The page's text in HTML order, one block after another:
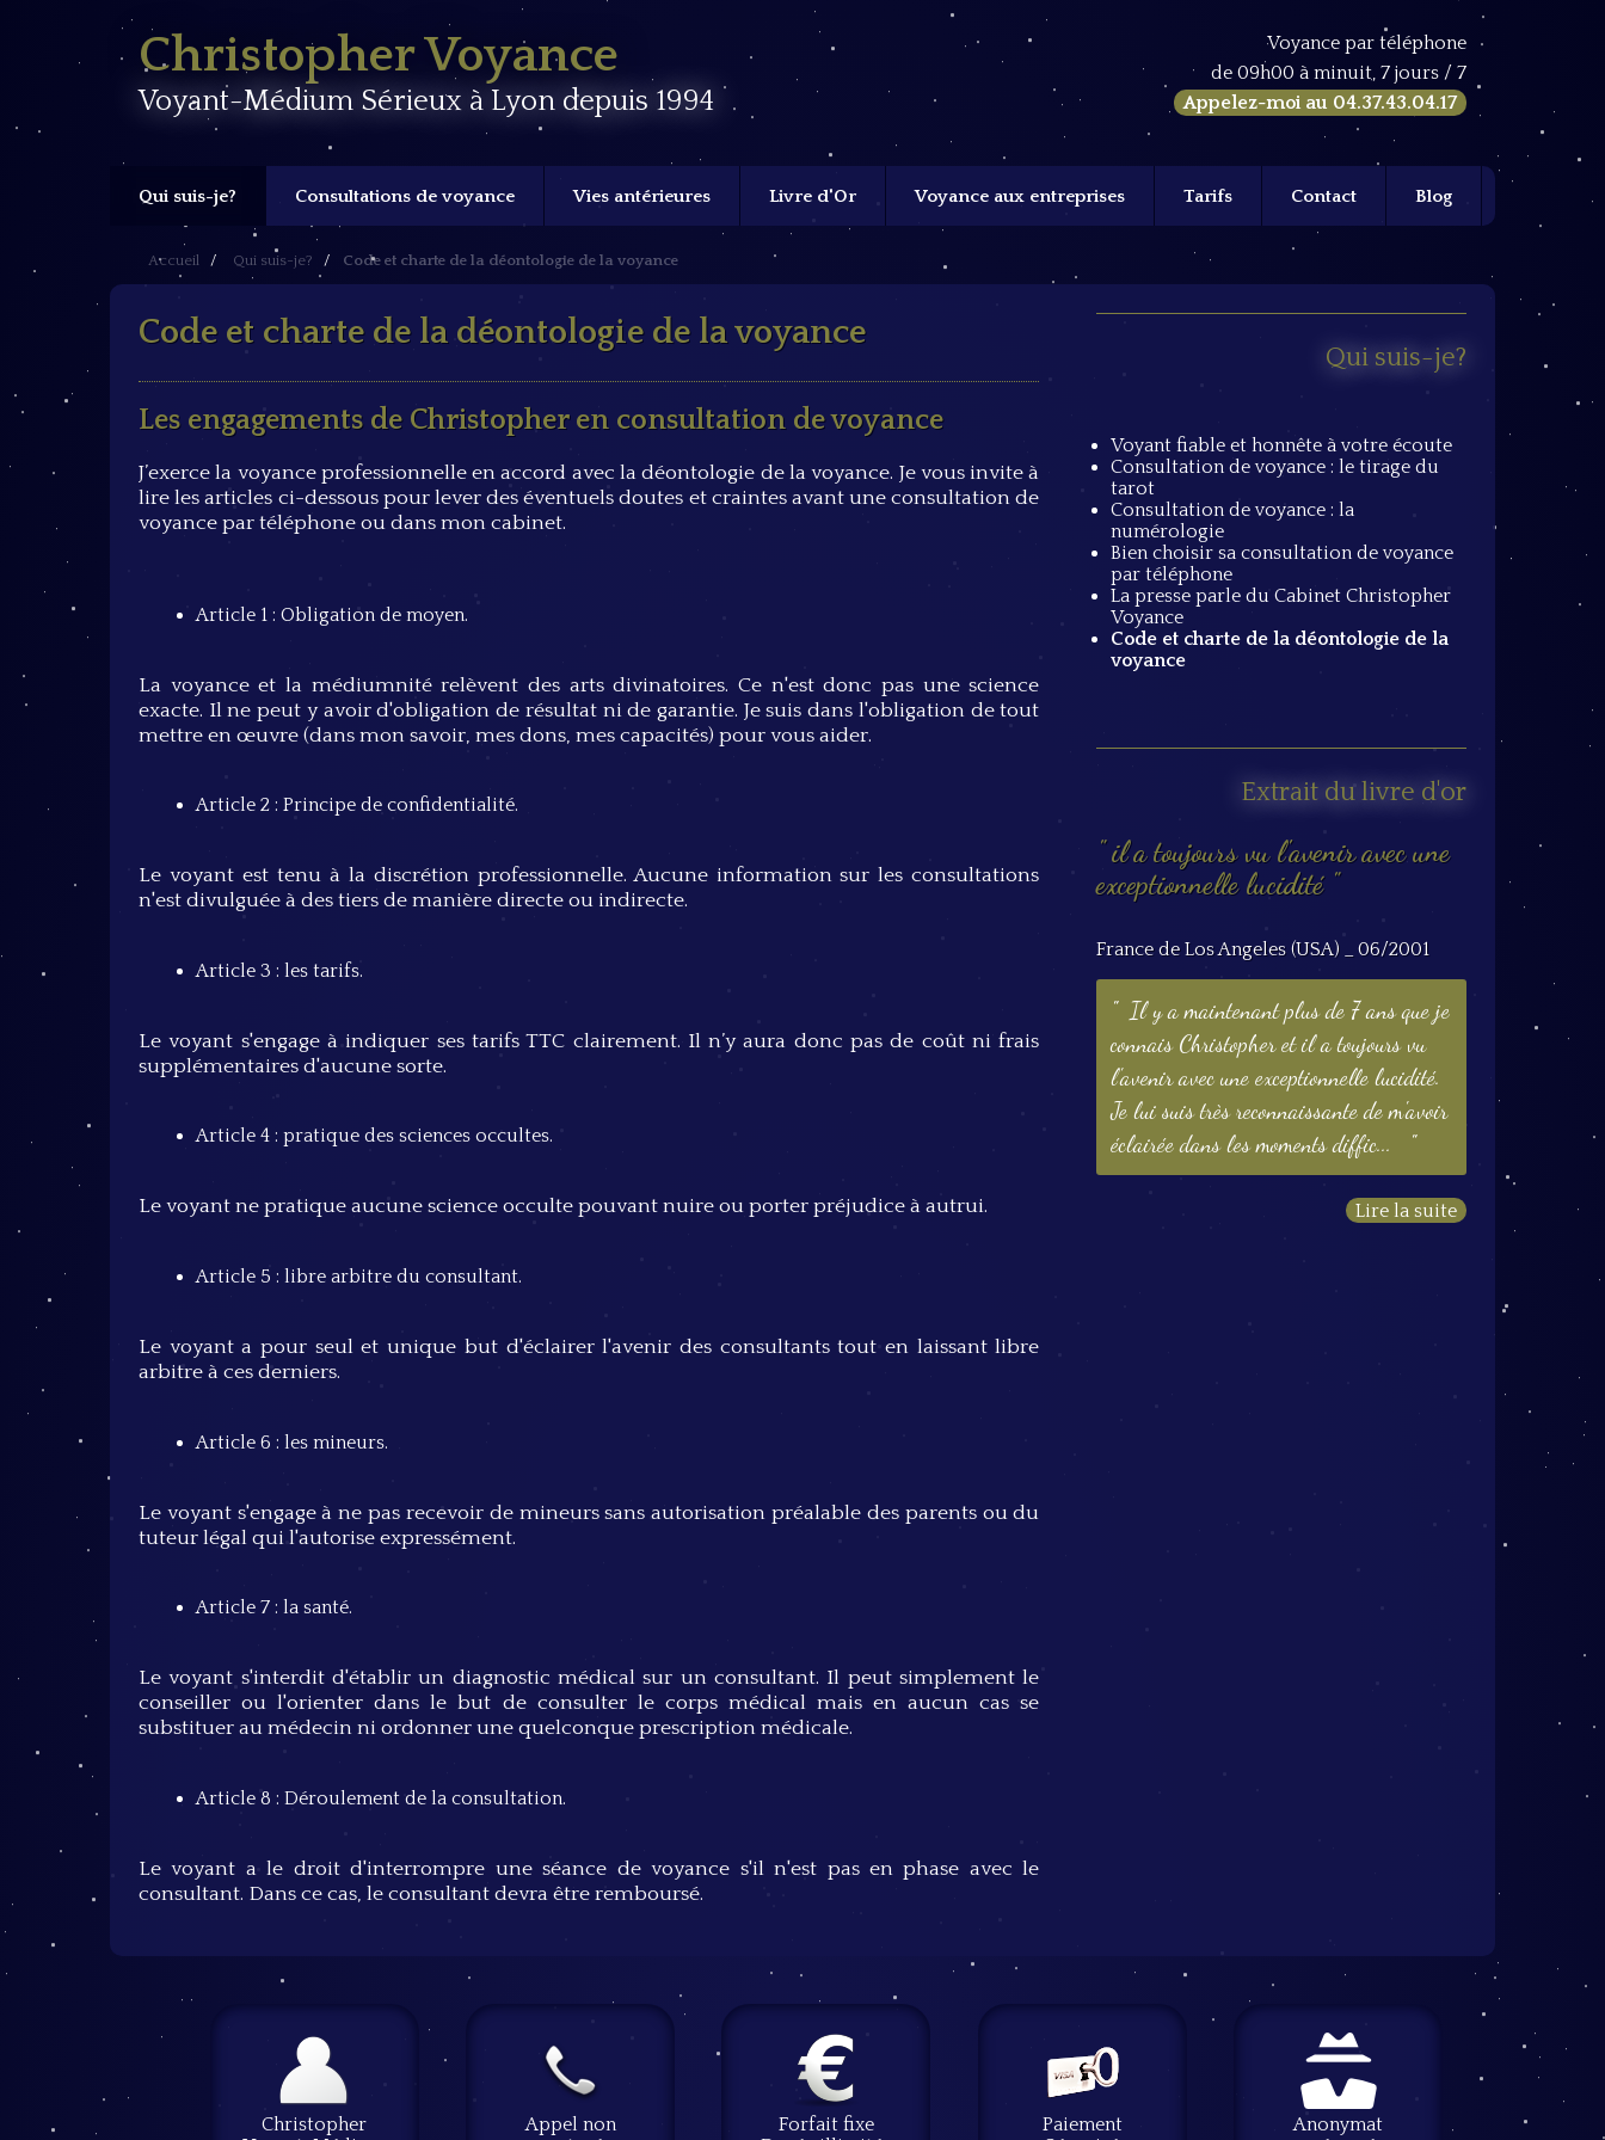
Christopher Voyance
Voyant-Médium Sérieux à Lyon depuis 1994
Voyance par téléphone
de 09h00 à minuit, 7 jours / 7
Appelez-moi au 04.37.43.04.17
Qui suis-je? Consultations de voyance Vies antérieures Livre d'Or Voyance aux entreprises Tarifs Contact Blog
Accueil Qui suis-je? Code et charte de la déontologie de la voyance
Code et charte de la déontologie de la voyance
Les engagements de Christopher en consultation de voyance
J’exerce la voyance professionnelle en accord avec la déontologie de la voyance. Je vous invite à
lire les articles ci-dessous pour lever des éventuels doutes et craintes avant une consultation de
voyance par téléphone ou dans mon cabinet.
Article 1 : Obligation de moyen.
La voyance et la médiumnité relèvent des arts divinatoires. Ce n'est donc pas une science
exacte. Il ne peut y avoir d'obligation de résultat ni de garantie. Je suis dans l'obligation de tout
mettre en œuvre (dans mon savoir, mes dons, mes capacités) pour vous aider.
Article 2 : Principe de confidentialité.
Le voyant est tenu à la discrétion professionnelle. Aucune information sur les consultations
n'est divulguée à des tiers de manière directe ou indirecte.
Article 3 : les tarifs.
Le voyant s'engage à indiquer ses tarifs TTC clairement. Il n’y aura donc pas de coût ni frais
supplémentaires d'aucune sorte.
Article 4 : pratique des sciences occultes.
Le voyant ne pratique aucune science occulte pouvant nuire ou porter préjudice à autrui.
Article 5 : libre arbitre du consultant.
Le voyant a pour seul et unique but d'éclairer l'avenir des consultants tout en laissant libre
arbitre à ces derniers.
Article 6 : les mineurs.
Le voyant s'engage à ne pas recevoir de mineurs sans autorisation préalable des parents ou du
tuteur légal qui l'autorise expressément.
Article 7 : la santé.
Le voyant s'interdit d'établir un diagnostic médical sur un consultant. Il peut simplement le
conseiller ou l'orienter dans le but de consulter le corps médical mais en aucun cas se
substituer au médecin ni ordonner une quelconque prescription médicale.
Article 8 : Déroulement de la consultation.
Le voyant a le droit d'interrompre une séance de voyance s'il n'est pas en phase avec le
consultant. Dans ce cas, le consultant devra être remboursé.
Qui suis-je?
Voyant fiable et honnête à votre écoute
Consultation de voyance : le tirage du
tarot
Consultation de voyance : la
numérologie
Bien choisir sa consultation de voyance
par téléphone
La presse parle du Cabinet Christopher
Voyance
Code et charte de la déontologie de la
voyance
Extrait du livre d'or
il a toujours vu l'avenir avec une
exceptionnelle lucidité
France de Los Angeles (USA) _ 06/2001
Il y a maintenant plus de 7 ans que je
connais Christopher et il a toujours vu
l'avenir avec une exceptionnelle lucidité.
Je lui suis très reconnaissante de m'avoir
éclairée dans les moments diffic...
Lire la suite
Christopher
Appel non
Forfait fixe
Paiement
Anonymat